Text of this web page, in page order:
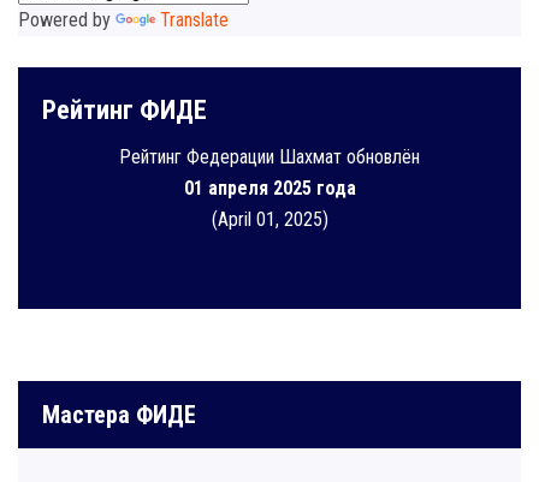
Powered by Translate
Рейтинг ФИДЕ
Рейтинг Федерации Шахмат обновлён
01 апреля 2025 года
(April 01, 2025)
Мастера ФИДЕ